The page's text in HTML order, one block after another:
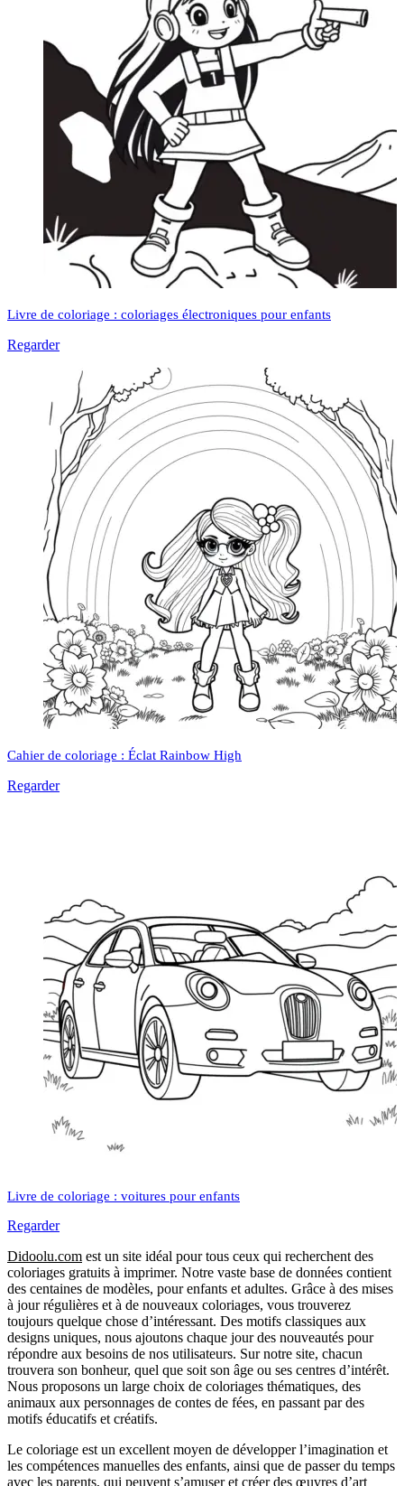
Livre de coloriage : coloriages électroniques pour enfants
Regarder
Cahier de coloriage : Éclat Rainbow High
Regarder
Livre de coloriage : voitures pour enfants
Regarder
Didoolu.com est un site idéal pour tous ceux qui recherchent des
coloriages gratuits à imprimer. Notre vaste base de données contient
des centaines de modèles, pour enfants et adultes. Grâce à des mises
à jour régulières et à de nouveaux coloriages, vous trouverez
toujours quelque chose d’intéressant. Des motifs classiques aux
designs uniques, nous ajoutons chaque jour des nouveautés pour
répondre aux besoins de nos utilisateurs. Sur notre site, chacun
trouvera son bonheur, quel que soit son âge ou ses centres d’intérêt.
Nous proposons un large choix de coloriages thématiques, des
animaux aux personnages de contes de fées, en passant par des
motifs éducatifs et créatifs.
Le coloriage est un excellent moyen de développer l’imagination et
les compétences manuelles des enfants, ainsi que de passer du temps
avec les parents, qui peuvent s’amuser et créer des œuvres d’art